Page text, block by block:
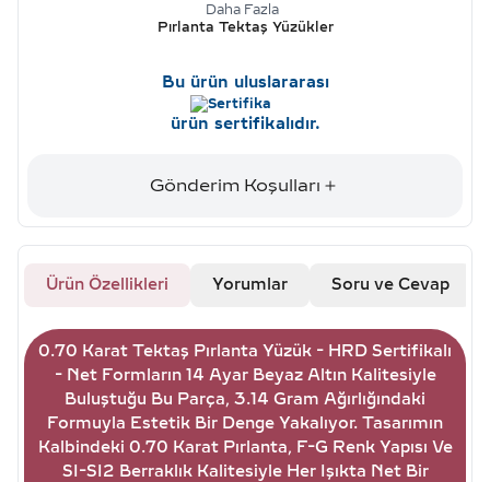
Daha Fazla
Pırlanta Tektaş Yüzükler
Bu ürün uluslararası
ürün sertifikalıdır.
Gönderim Koşulları
Ürün Özellikleri Yorumlar Soru ve Cevap
0.70 Karat Tektaş Pırlanta Yüzük - HRD Sertifikalı
- Net Formların 14 Ayar Beyaz Altın Kalitesiyle
Buluştuğu Bu Parça, 3.14 Gram Ağırlığındaki
Formuyla Estetik Bir Denge Yakalıyor. Tasarımın
Kalbindeki 0.70 Karat Pırlanta, F-G Renk Yapısı Ve
SI-SI2 Berraklık Kalitesiyle Her Işıkta Net Bir